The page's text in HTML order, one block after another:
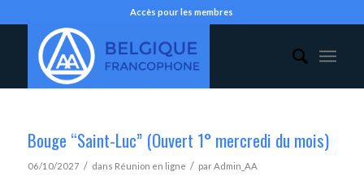
Accès pour les membres
Bouge “Saint-Luc” (Ouvert 1° mercredi du mois)
06/10/2027 / dans Réunion en ligne / parAdmin_AA